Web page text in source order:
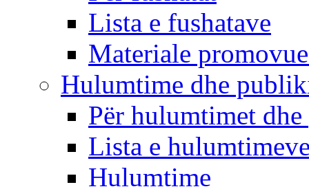
Lista e fushatave
Materiale
Hulumtime dhe
Për hulumtimet
Lista e
Hulumtime